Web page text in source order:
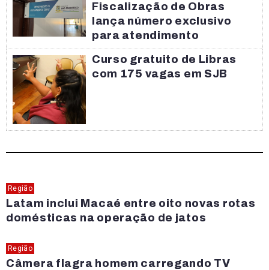
Fiscalização de Obras
lança número exclusivo
para atendimento
Curso gratuito de Libras
com 175 vagas em SJB
Região
Latam inclui Macaé entre oito novas rotas
domésticas na operação de jatos
Região
Câmera flagra homem carregando TV